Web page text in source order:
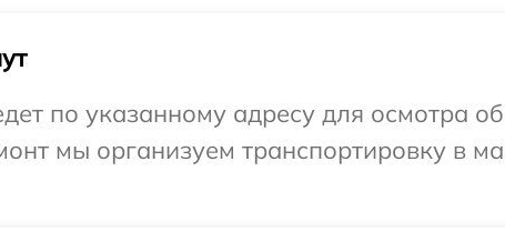
по указанному адресу для осмотра
мы организуем транспортировку в